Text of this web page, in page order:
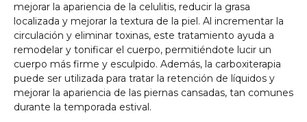
mejorar la apariencia de la celulitis, reducir la grasa
localizada y mejorar la textura de la piel. Al incrementar la
circulación y eliminar toxinas, este tratamiento ayuda a
remodelar y tonificar el cuerpo, permitiéndote lucir un
cuerpo más firme y esculpido. Además, la carboxiterapia
puede ser utilizada para tratar la retención de líquidos y
mejorar la apariencia de las piernas cansadas, tan comunes
durante la temporada estival.